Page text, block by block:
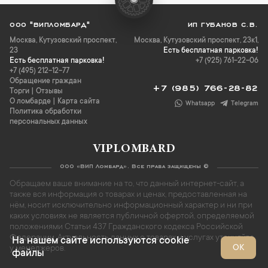
ООО "ВИПЛОМБАРД"
Москва, Кутузовский проспект,
23
Есть бесплатная парковка!
+7 (495) 212-12-77
Обращение граждан
Торги
Отзывы
О ломбарде
Карта сайта
Политика обработки
персональных данных
ИП ГУБАНОВ С.В.
Москва, Кутузовский проспект, 23к1,
Есть бесплатная парковка!
+7 (925) 761-22-06
+7 (985) 766-28-82
Whatsapp Telegram
VIPLOMBARD
ООО «ВИП Ломбард». Все права защищены ©
Обращаем ваше внимание на то, что данный интернет-сайт, а
также вся информация о товарах и ценах, предоставленная на
нём, носит исключительно информационный характер и ни при
каких условиях не является публичной офертой, определяемой
положениями Статьи 437 Гражданского кодекса Российской
Федерации. Актуальность данных о товарах и услугах уточняйте
у менеджеров.
На нашем сайте используются cookie
файлы
ОК